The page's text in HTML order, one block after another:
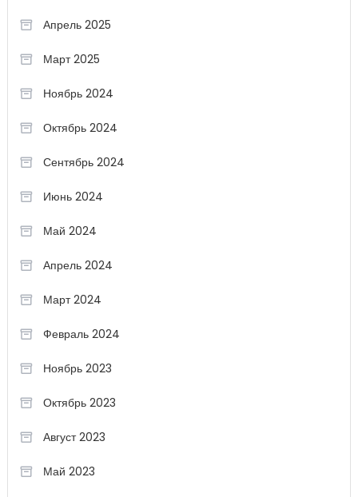
Апрель 2025
Март 2025
Ноябрь 2024
Октябрь 2024
Сентябрь 2024
Июнь 2024
Май 2024
Апрель 2024
Март 2024
Февраль 2024
Ноябрь 2023
Октябрь 2023
Август 2023
Май 2023